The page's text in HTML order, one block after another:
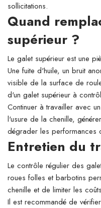
sollicitations.
Quand
supérieur ?
Le galet supérieur est une
Une fuite d'huile, un bruit
visible de la surface de
d'un galet supérieur à
Continuer à travailler avec
l'usure de la chenille,
dégrader les performances
Entretien du
Le contrôle régulier des
roues folles et barbotins
chenille et de limiter les
Il est recommandé de